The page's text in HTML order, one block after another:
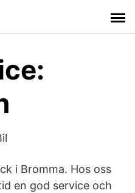
i Bromma. Hos oss
en god service och